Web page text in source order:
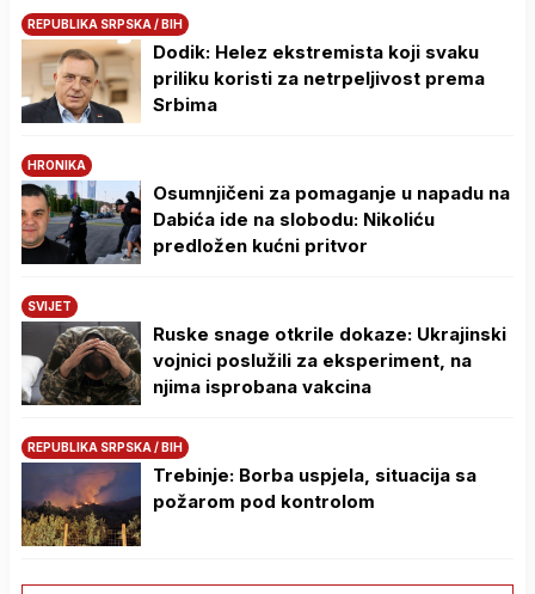
REPUBLIKA SRPSKA / BIH
Dodik: Helez ekstremista koji svaku
priliku koristi za netrpeljivost prema
Srbima
HRONIKA
Osumnjičeni za pomaganje u napadu na
Dabića ide na slobodu: Nikoliću
predložen kućni pritvor
SVIJET
Ruske snage otkrile dokaze: Ukrajinski
vojnici poslužili za eksperiment, na
njima isprobana vakcina
REPUBLIKA SRPSKA / BIH
Trebinje: Borba uspjela, situacija sa
požarom pod kontrolom